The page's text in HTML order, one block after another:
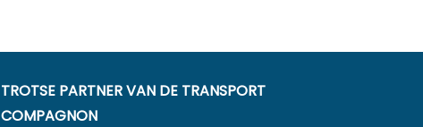
TROTSE PARTNER VAN DE TRANSPORT
COMPAGNON